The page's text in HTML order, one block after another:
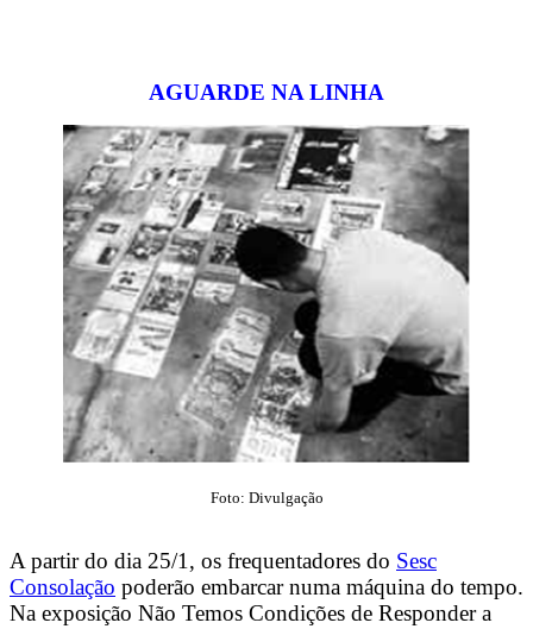
AGUARDE NA LINHA
Foto: Divulgação
A partir do dia 25/1, os frequentadores do Sesc
Consolação poderão embarcar numa máquina do tempo.
Na exposição Não Temos Condições de Responder a